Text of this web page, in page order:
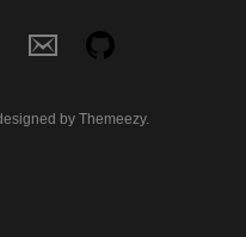
by Themeezy.